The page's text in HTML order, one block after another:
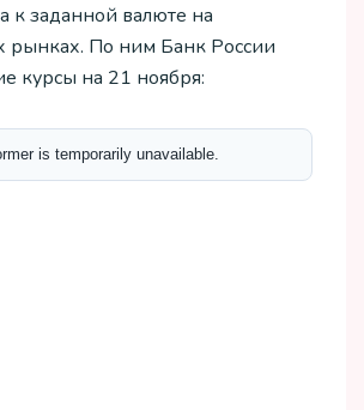
к заданной валюте на
рынках. По ним Банк России
курсы на 21 ноября: